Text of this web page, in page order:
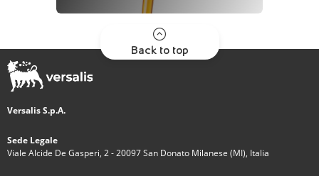
Back to top
Versalis S.p.A.
Sede Legale
Viale Alcide De Gasperi, 2 - 20097 San Donato Milanese (MI), Italia